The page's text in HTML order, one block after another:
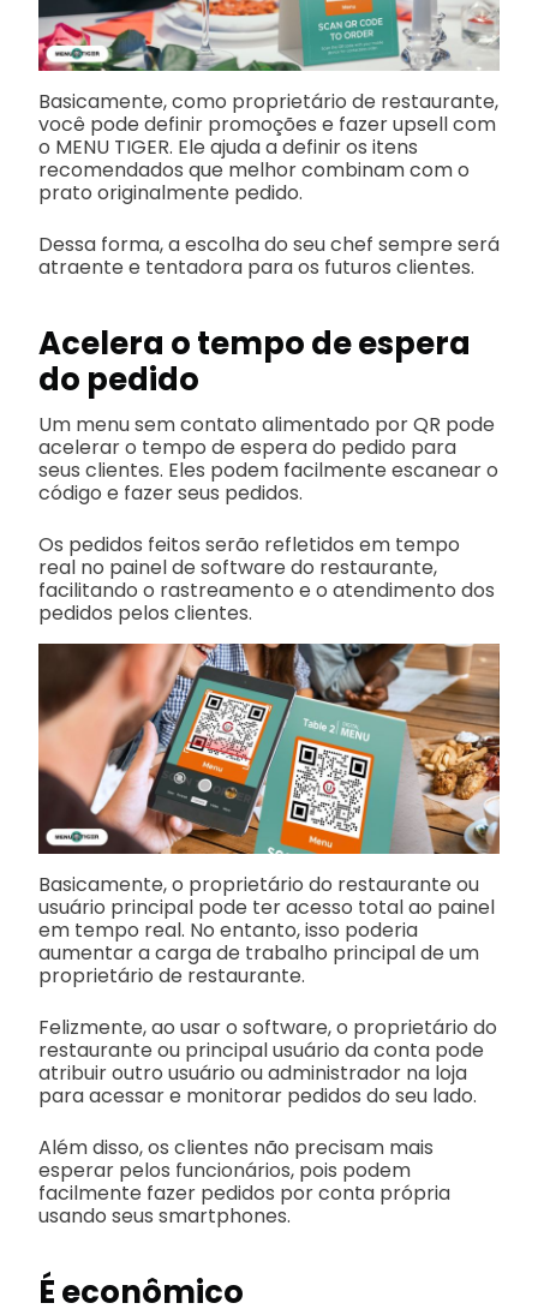
Basicamente, como proprietário de restaurante,
você pode definir promoções e fazer upsell com
o MENU TIGER. Ele ajuda a definir os itens
recomendados que melhor combinam com o
prato originalmente pedido.
Dessa forma, a escolha do seu chef sempre será
atraente e tentadora para os futuros clientes.
Acelera o tempo de espera
do pedido
Um menu sem contato alimentado por QR pode
acelerar o tempo de espera do pedido para
seus clientes. Eles podem facilmente escanear o
código e fazer seus pedidos.
Os pedidos feitos serão refletidos em tempo
real no painel de software do restaurante,
facilitando o rastreamento e o atendimento dos
pedidos pelos clientes.
Basicamente, o proprietário do restaurante ou
usuário principal pode ter acesso total ao painel
em tempo real. No entanto, isso poderia
aumentar a carga de trabalho principal de um
proprietário de restaurante.
Felizmente, ao usar o software, o proprietário do
restaurante ou principal usuário da conta pode
atribuir outro usuário ou administrador na loja
para acessar e monitorar pedidos do seu lado.
Além disso, os clientes não precisam mais
esperar pelos funcionários, pois podem
facilmente fazer pedidos por conta própria
usando seus smartphones.
É econômico